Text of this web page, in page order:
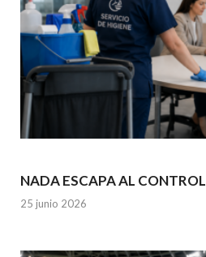
NADA ESCAPA AL CONTROL
25 junio 2026